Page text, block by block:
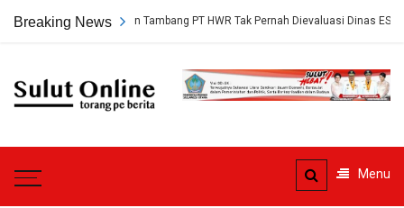
Breaking News
Persetujuan Tambang PT HWR Tak Pernah Dievaluasi Dinas ESDM
Sulut
Menu